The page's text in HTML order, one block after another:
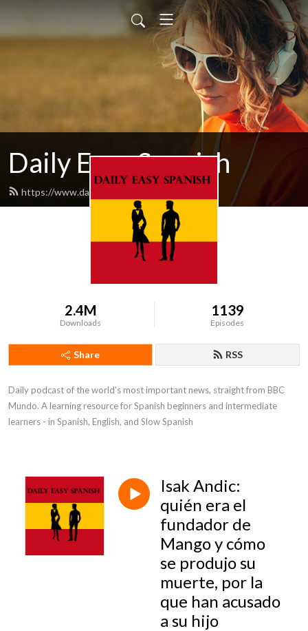
Daily Easy Spanish
https://www.dailyeasyspanish.com/feed.xml
2.4M
Downloads
1139
Episodes
Share RSS
Daily podcast of the world's most important news, straight from BBC
Mundo. A learning resource for Spanish beginners and intermediate
learners - in Spanish, English, and Slow Spanish
Isak Andic:
quién era el
fundador de
Mango y cómo
se produjo su
muerte, por la
que han acusado
a su hijo